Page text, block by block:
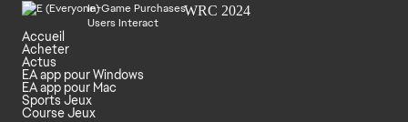
In-Game Purchases
Users Interact
Accueil
Acheter
Actus
EA app pour Windows
EA app pour Mac
Sports Jeux
Course Jeux